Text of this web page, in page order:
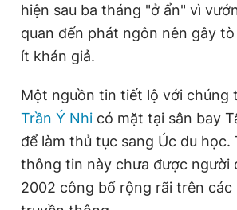
hiện sau ba tháng "ở ẩn" vì
quan đến phát ngôn nên gây
ít khán giả.
Một nguồn tin tiết lộ với chúng
Trần Ý Nhi có mặt tại sân bay
để làm thủ tục sang Úc du học.
thông tin này chưa được người
2002 công bố rộng rãi trên các